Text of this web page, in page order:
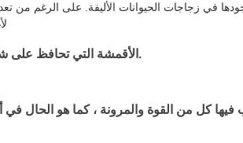
في زجاجات الحيوانات الأليفة. على الرغم من
: تتيح مرونة PCDT الأقمشة التي تحافظ على شكلها مع تقديم مظهر ناعم ومتدفق.